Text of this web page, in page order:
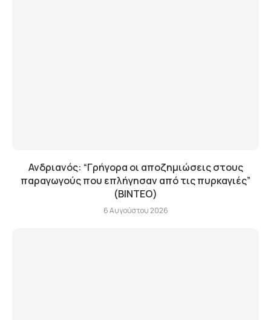
Ανδριανός: “Γρήγορα οι αποζημιώσεις στους
παραγωγούς που επλήγησαν από τις πυρκαγιές”
(BINTEO)
6 Αυγούστου 2026